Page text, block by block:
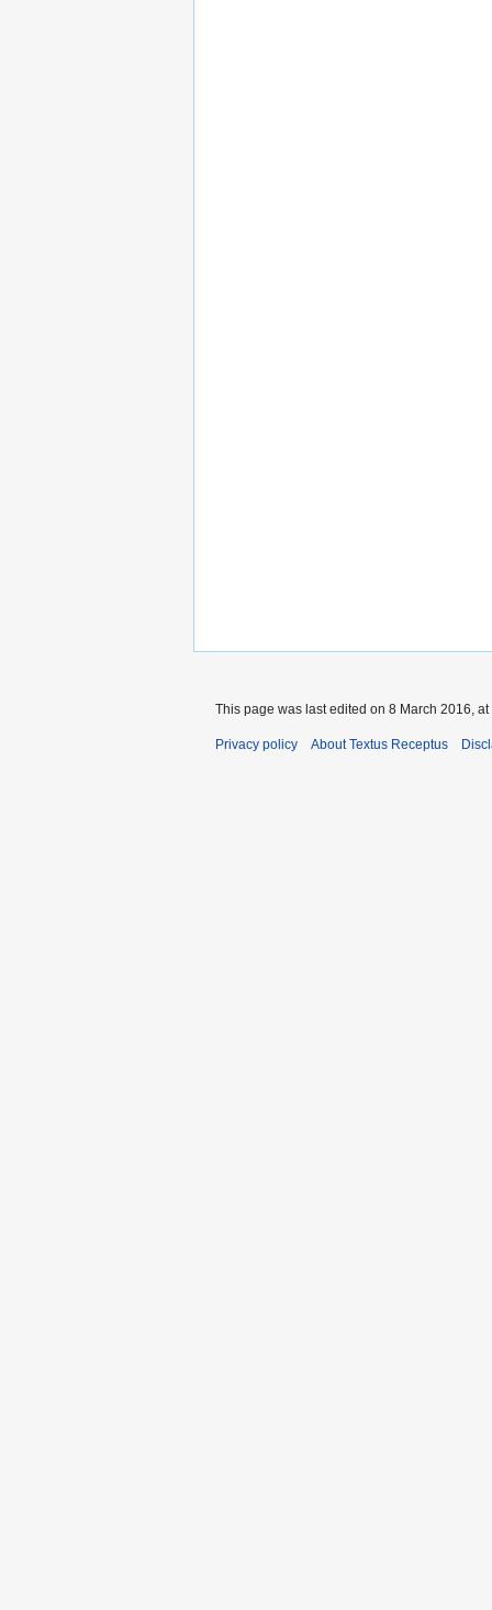
This page was last edited on 8 March 2016, at
Privacy policy About Textus Receptus